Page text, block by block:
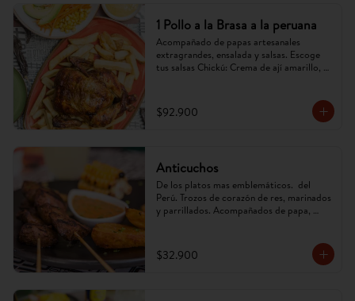
1 Pollo a la Brasa a la peruana
Acompañado de papas artesanales
extragrandes, ensalada y salsas. Escoge
tus salsas Chickú: Crema de ají amarillo,
$92.900
Anticuchos
De los platos mas emblemáticos.  del
Perú. Trozos de corazón de res, marinados
y parrillados. Acompañados de papa,
$32.900